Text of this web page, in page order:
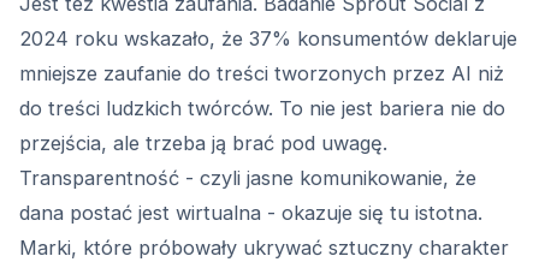
2024 roku wskazało, że 37% konsumentów deklaruje
mniejsze zaufanie do treści tworzonych przez AI niż
do treści ludzkich twórców. To nie jest bariera nie do
przejścia, ale trzeba ją brać pod uwagę.
Transparentność - czyli jasne komunikowanie, że
dana postać jest wirtualna - okazuje się tu istotna.
Marki, które próbowały ukrywać sztuczny charakter